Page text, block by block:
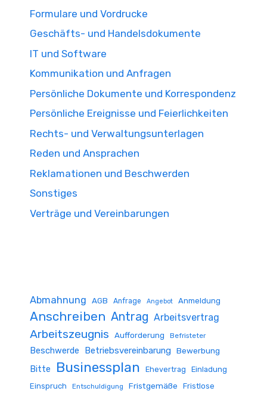
Formulare und Vordrucke
Geschäfts- und Handelsdokumente
IT und Software
Kommunikation und Anfragen
Persönliche Dokumente und Korrespondenz
Persönliche Ereignisse und Feierlichkeiten
Rechts- und Verwaltungsunterlagen
Reden und Ansprachen
Reklamationen und Beschwerden
Sonstiges
Verträge und Vereinbarungen
Abmahnung AGB Anfrage Angebot Anmeldung
Anschreiben Antrag Arbeitsvertrag
Arbeitszeugnis Aufforderung Befristeter
Beschwerde Betriebsvereinbarung Bewerbung
Bitte Businessplan Ehevertrag
Einladung
Einspruch
Entschuldigung Fristgemäße Fristlose